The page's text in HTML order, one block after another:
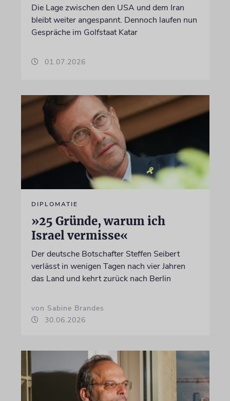
Die Lage zwischen den USA und dem Iran
bleibt weiter angespannt. Dennoch laufen nun
Gespräche im Golfstaat Katar
01.07.2026
DIPLOMATIE
»25 Gründe, warum ich
Israel vermisse«
Der deutsche Botschafter Steffen Seibert
verlässt in wenigen Tagen nach vier Jahren
das Land und kehrt zurück nach Berlin
von Sabine Brandes
30.06.2026